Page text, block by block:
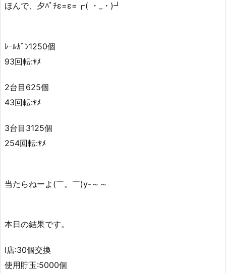
ほんで、夕ﾊﾟﾁε=ε=┏( ・_・)┛
ﾚｰﾙｶﾞﾝ1250個
93回転:ﾔﾒ
2台目625個
43回転:ﾔﾒ
3台目3125個
254回転:ﾔﾒ
当たらねーよ(￣。￣)y-～～
本日の結果です。
I店:30個交換
使用貯玉:5000個